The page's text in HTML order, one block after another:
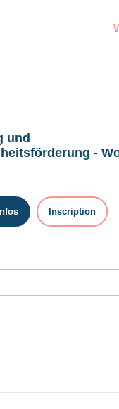
und
-
Inscription